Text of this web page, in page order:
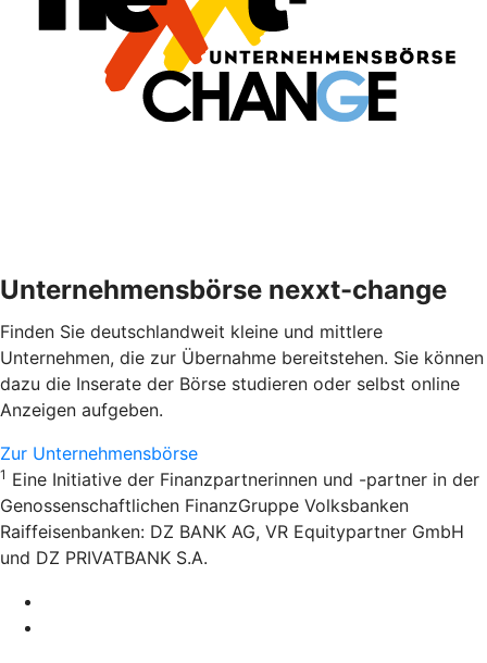
Unternehmensbörse nexxt-change
Finden Sie deutschlandweit kleine und mittlere
Unternehmen, die zur Übernahme bereitstehen. Sie können
dazu die Inserate der Börse studieren oder selbst online
Anzeigen aufgeben.
Zur Unternehmensbörse
1 Eine Initiative der Finanzpartnerinnen und -partner in der
Genossenschaftlichen FinanzGruppe Volksbanken
Raiffeisenbanken: DZ BANK AG, VR Equitypartner GmbH
und DZ PRIVATBANK S.A.